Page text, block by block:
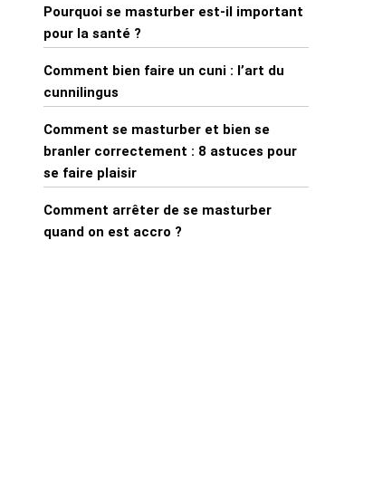
Pourquoi se masturber est-il important
pour la santé ?
Comment bien faire un cuni : l’art du
cunnilingus
Comment se masturber et bien se
branler correctement : 8 astuces pour
se faire plaisir
Comment arrêter de se masturber
quand on est accro ?